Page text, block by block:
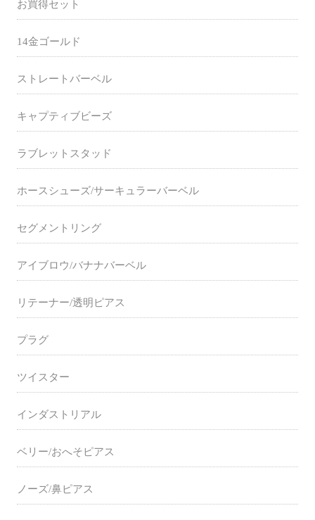
お買得セット
14金ゴールド
ストレートバーベル
キャプティブビーズ
ラブレットスタッド
ホースシューズ/サーキュラーバーベル
セグメントリング
アイブロウ/バナナバーベル
リテーナー/透明ピアス
プラグ
ツイスター
インダストリアル
ベリー/おへそピアス
ノーズ/鼻ピアス